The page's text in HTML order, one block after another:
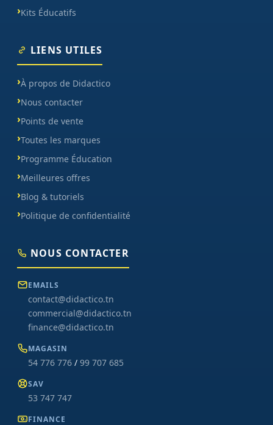
Kits Éducatifs
LIENS UTILES
À propos de Didactico
Nous contacter
Points de vente
Toutes les marques
Programme Éducation
Meilleures offres
Blog & tutoriels
Politique de confidentialité
NOUS CONTACTER
EMAILS
contact@didactico.tn
commercial@didactico.tn
finance@didactico.tn
MAGASIN
54 776 776 / 99 707 685
SAV
53 747 747
FINANCE